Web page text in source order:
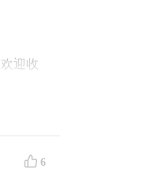
迎收
声音
6